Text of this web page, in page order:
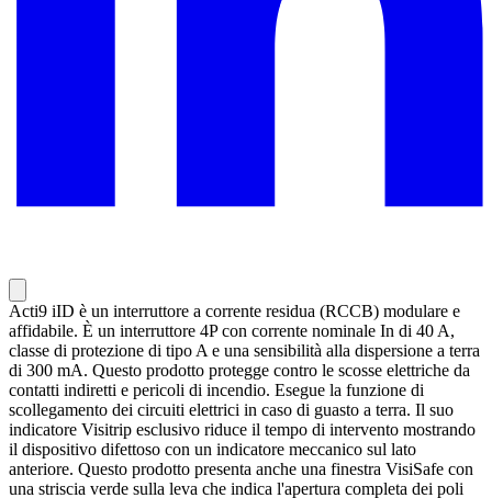
Acti9 iID è un interruttore a corrente residua (RCCB) modulare e
affidabile. È un interruttore 4P con corrente nominale In di 40 A,
classe di protezione di tipo A e una sensibilità alla dispersione a terra
di 300 mA. Questo prodotto protegge contro le scosse elettriche da
contatti indiretti e pericoli di incendio. Esegue la funzione di
scollegamento dei circuiti elettrici in caso di guasto a terra. Il suo
indicatore Visitrip esclusivo riduce il tempo di intervento mostrando
il dispositivo difettoso con un indicatore meccanico sul lato
anteriore. Questo prodotto presenta anche una finestra VisiSafe con
una striscia verde sulla leva che indica l'apertura completa dei poli